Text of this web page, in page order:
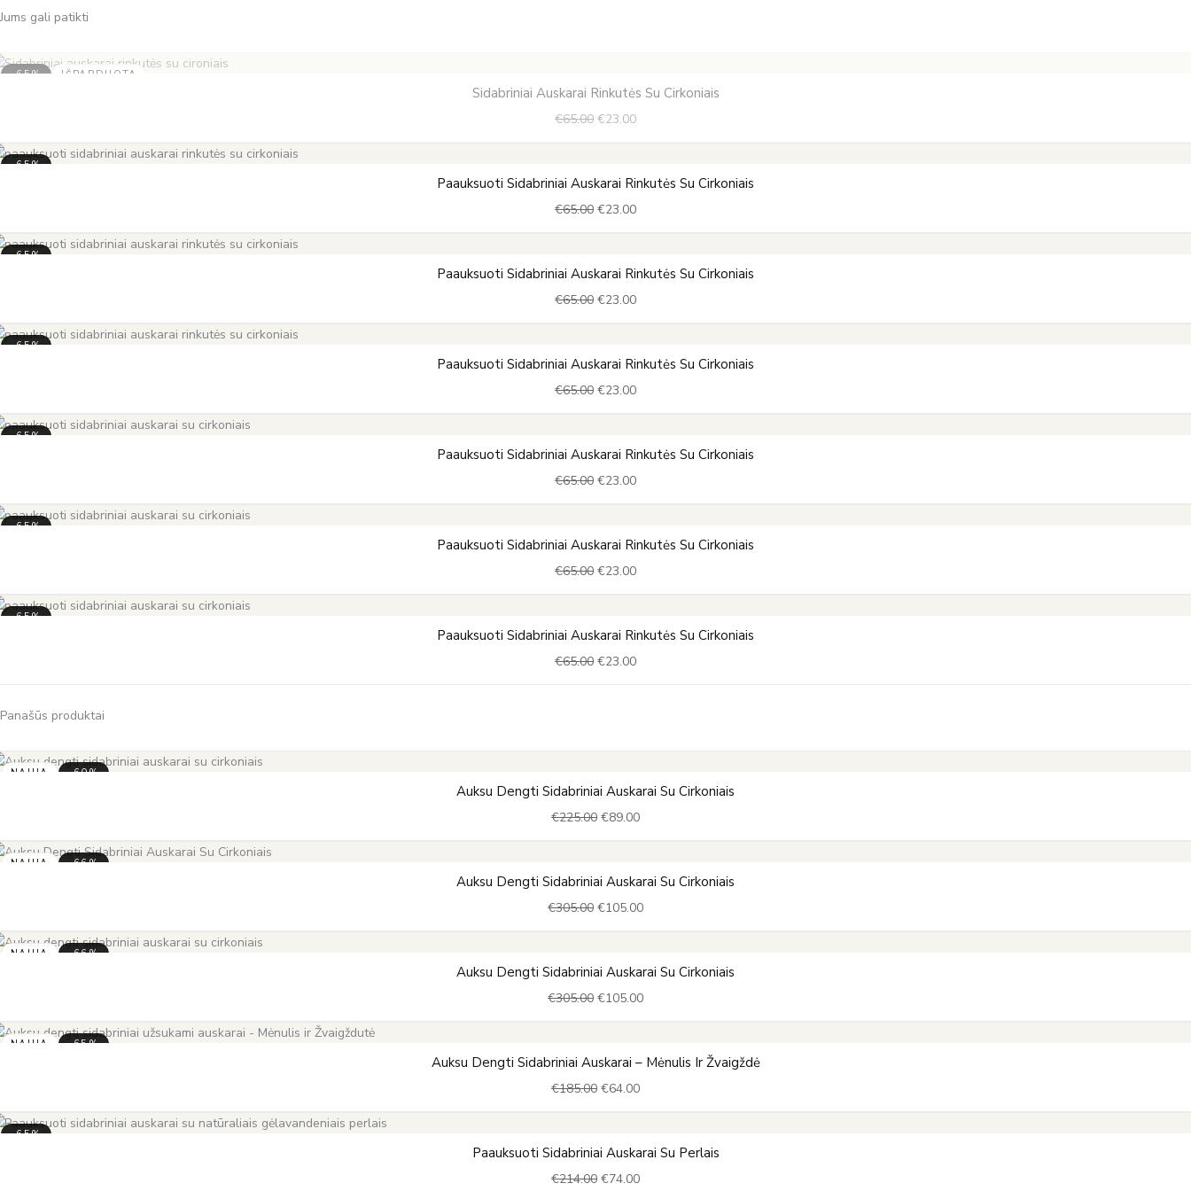
Jums gali patikti
-65% IŠPARDUOTA
Sidabriniai Auskarai Rinkutės Su Cirkoniais
€65.00
price
was:
€23.00
price
is:
-65%
Paauksuoti Sidabriniai Auskarai Rinkutės Su Cirkoniais
€65.00
price
was:
€23.00
price
is:
-65%
Paauksuoti Sidabriniai Auskarai Rinkutės Su Cirkoniais
€65.00
price
was:
€23.00
price
is:
-65%
Paauksuoti Sidabriniai Auskarai Rinkutės Su Cirkoniais
€65.00
price
was:
€23.00
price
is:
-65%
Paauksuoti Sidabriniai Auskarai Rinkutės Su Cirkoniais
€65.00
price
was:
€23.00
price
is:
-65%
Paauksuoti Sidabriniai Auskarai Rinkutės Su Cirkoniais
€65.00
price
was:
€23.00
price
is:
-65%
Paauksuoti Sidabriniai Auskarai Rinkutės Su Cirkoniais
€65.00
price
was:
€23.00
price
is:
Panašūs produktai
NAUJA -60%
Auksu Dengti Sidabriniai Auskarai Su Cirkoniais
€225.00
price
was:
€89.00
price
is:
NAUJA -66%
Auksu Dengti Sidabriniai Auskarai Su Cirkoniais
€305.00
price
was:
€105.00
price
is:
NAUJA -66%
Auksu Dengti Sidabriniai Auskarai Su Cirkoniais
€305.00
price
was:
€105.00
price
is:
NAUJA -65%
Auksu Dengti Sidabriniai Auskarai – Mėnulis Ir Žvaigždė
€185.00
price
was:
€64.00
price
is:
-65%
Paauksuoti Sidabriniai Auskarai Su Perlais
€214.00
price
was:
€74.00
price
is: